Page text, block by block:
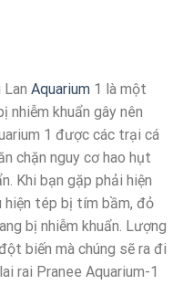
Aquarium 1 là một
nhiễm khuẩn gây nên
1 được các trại cá
chặn nguy cơ hao hụt
Khi bạn gặp phải hiện
hiện tép bị tím bầm, đỏ
bị nhiễm khuẩn. Lượng
biến mà chúng sẽ ra đi
rai Pranee Aquarium-1